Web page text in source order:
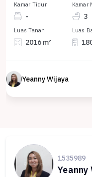
Kamar Tidur
-
Kamar
3
Luas Tanah
2016 m²
Luas
Yeanny Wijaya
1535989
Yeanny